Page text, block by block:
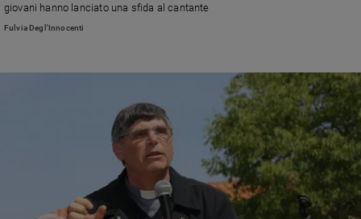
giovani hanno lanciato una sfida al cantante
Fulvia Degl'Innocenti